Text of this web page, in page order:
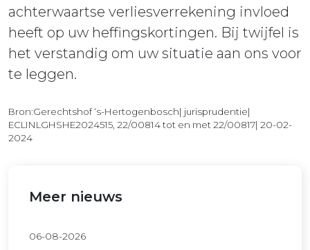
achterwaartse verliesverrekening invloed
heeft op uw heffingskortingen. Bij twijfel is
het verstandig om uw situatie aan ons voor
te leggen.
Bron:Gerechtshof ‘s-Hertogenbosch| jurisprudentie|
ECLINLGHSHE2024515, 22/00814 tot en met 22/00817| 20-02-
2024
Meer nieuws
06-08-2026